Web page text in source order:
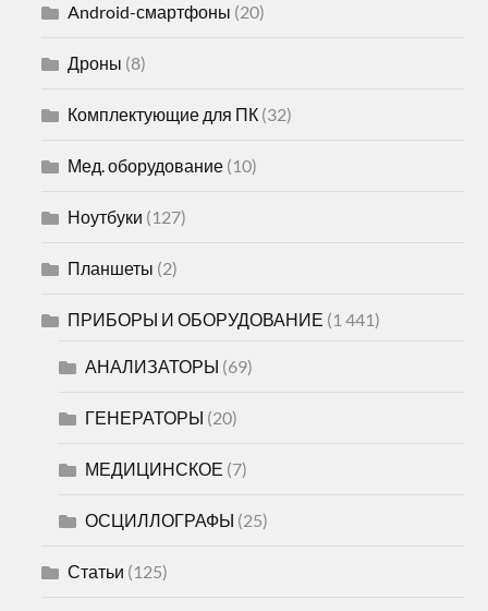
Android-смартфоны (20)
Дроны (8)
Комплектующие для ПК (32)
Мед. оборудование (10)
Ноутбуки (127)
Планшеты (2)
ПРИБОРЫ И ОБОРУДОВАНИЕ (1 441)
АНАЛИЗАТОРЫ (69)
ГЕНЕРАТОРЫ (20)
МЕДИЦИНСКОЕ (7)
ОСЦИЛЛОГРАФЫ (25)
Статьи (125)